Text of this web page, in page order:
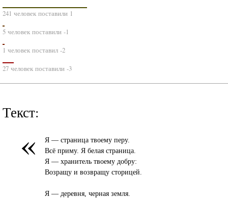
241 человек поставили 1
5 человек поставили -1
1 человек поставил -2
27 человек поставили -3
Текст:
«
Я — страница твоему перу.
Всё приму. Я белая страница.
Я — хранитель твоему добру:
Возращу и возвращу сторицей.
Я — деревня, черная земля.